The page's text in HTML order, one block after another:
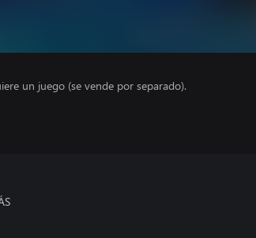
un juego (se vende por separado).